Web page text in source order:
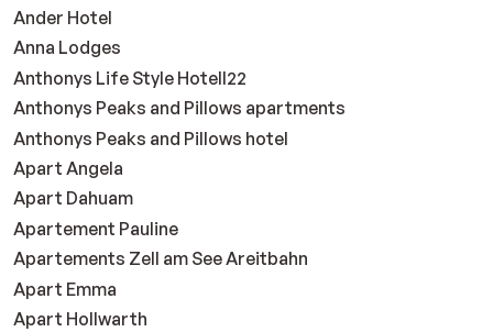
Ander Hotel
Anna Lodges
Anthonys Life Style Hotell22
Anthonys Peaks and Pillows apartments
Anthonys Peaks and Pillows hotel
Apart Angela
Apart Dahuam
Apartement Pauline
Apartements Zell am See Areitbahn
Apart Emma
Apart Hollwarth